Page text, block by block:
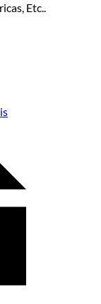
Etc..